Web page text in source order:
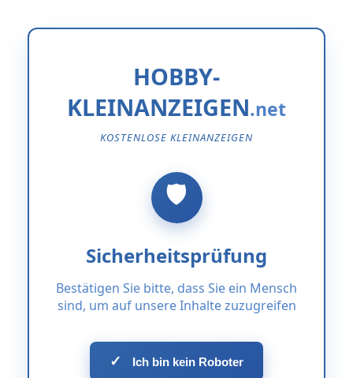
HOBBY-
KLEINANZEIGEN
KOSTENLOSE KLEINANZEIGEN
Sicherheitsprüfung
Bestätigen Sie bitte, dass Sie ein Mensch
sind, um auf unsere Inhalte zuzugreifen
✓ Ich bin kein Roboter